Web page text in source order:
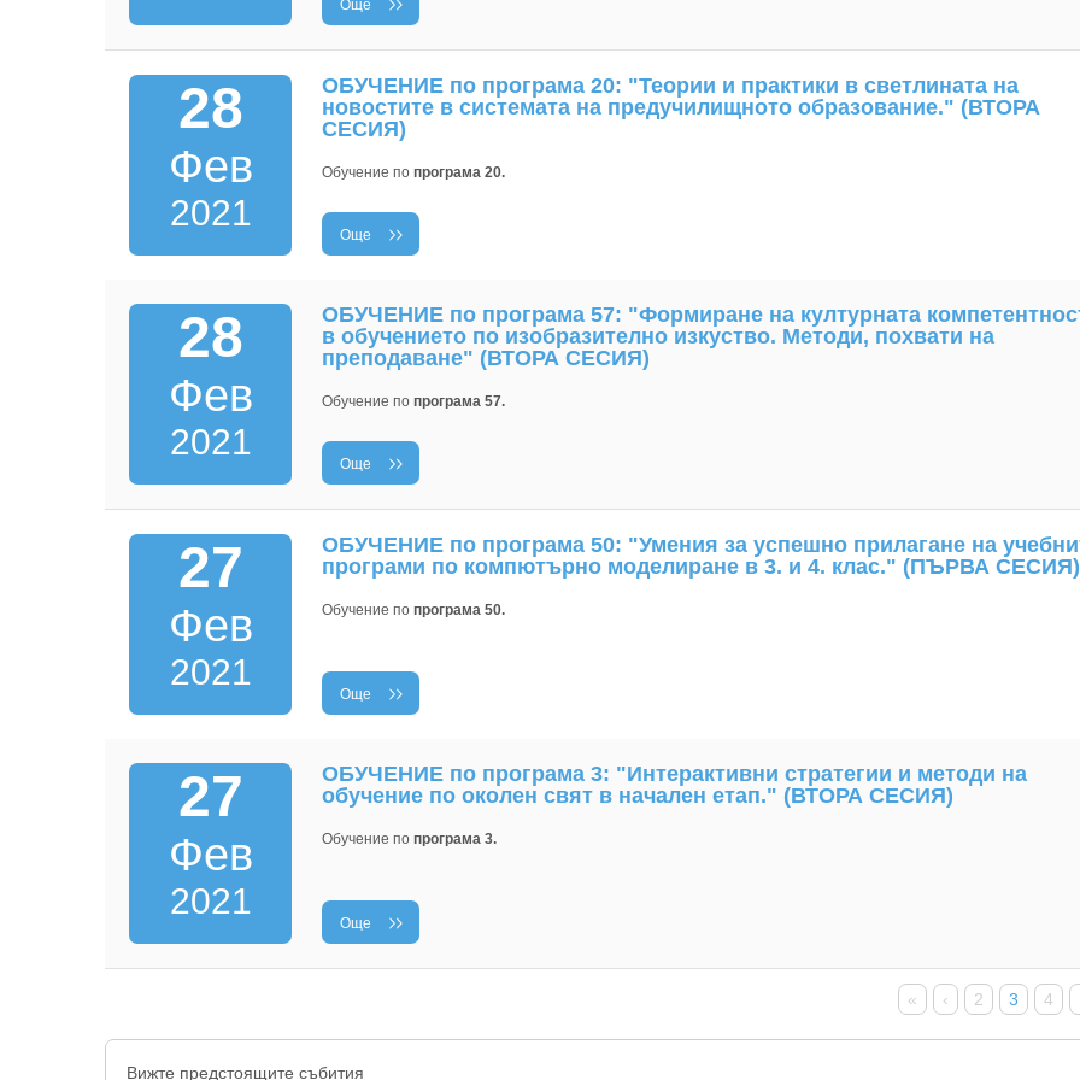
Още
28
Фев
2021
ОБУЧЕНИЕ по програма 20: "Теории и практики в светлината на
новостите в системата на предучилищното образование." (ВТОРА
СЕСИЯ)
Обучение по програма 20.
Още
28
Фев
2021
ОБУЧЕНИЕ по програма 57: "Формиране на културната
в обучението по изобразително изкуство. Методи, похвати на
преподаване" (ВТОРА СЕСИЯ)
Обучение по програма 57.
Още
27
Фев
2021
ОБУЧЕНИЕ по програма 50: "Умения за успешно прилагане на
програми по компютърно моделиране в 3. и 4. клас." (ПЪРВА СЕСИЯ)
Обучение по програма 50.
Още
27
Фев
2021
ОБУЧЕНИЕ по програма 3: "Интерактивни стратегии и методи на
обучение по околен свят в начален етап." (ВТОРА СЕСИЯ)
Обучение по програма 3.
Още
« ‹ 2 3 4
Вижте предстоящите събития